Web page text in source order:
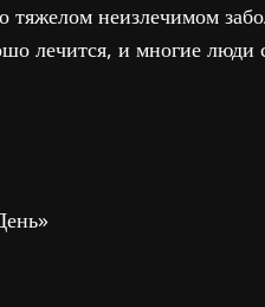
о тяжелом неизлечимом
лечится, и многие